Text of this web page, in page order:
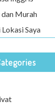
Murah
Saya